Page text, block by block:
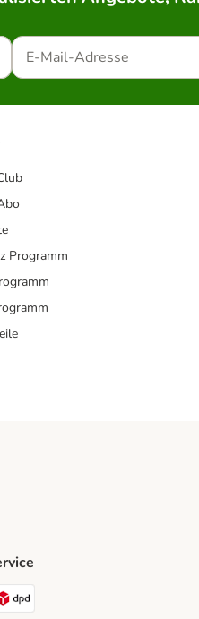
Programm
Shipping Method